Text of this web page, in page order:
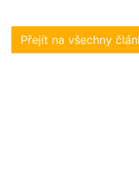
Přejít na všechny